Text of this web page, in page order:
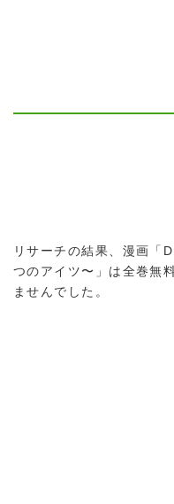
リサーチの結果、漫画「
つのアイツ〜」は全巻無
ませんでした。